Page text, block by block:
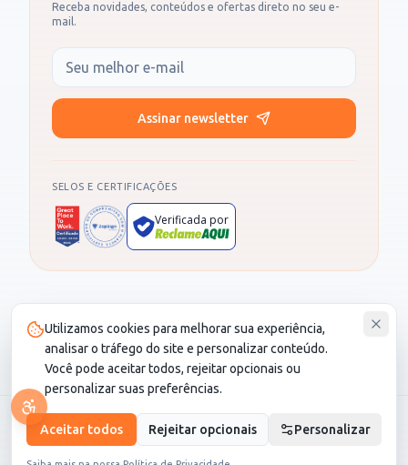
Receba novidades, conteúdos e ofertas direto no seu e-
mail.
Seu e-mail
Assinar newsletter
SELOS E CERTIFICAÇÕES
Verificada por
30.987.115/0001-82. CS Saúde é um cartão de desconto e não é um
plano de saúde.
© 2026 CS Saúde. Todos os direitos reservados.
LGPD•Termo de Seguro
Utilizamos cookies para melhorar sua experiência,
analisar o tráfego do site e personalizar conteúdo.
Você pode aceitar todos, rejeitar opcionais ou
personalizar suas preferências.
Aceitar todos Rejeitar opcionais Personalizar